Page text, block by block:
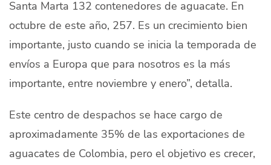
Santa Marta 132 contenedores de aguacate. En
octubre de este año, 257. Es un crecimiento bien
importante, justo cuando se inicia la temporada de
envíos a Europa que para nosotros es la más
importante, entre noviembre y enero”, detalla.
Este centro de despachos se hace cargo de
aproximadamente 35% de las exportaciones de
aguacates de Colombia, pero el objetivo es crecer,